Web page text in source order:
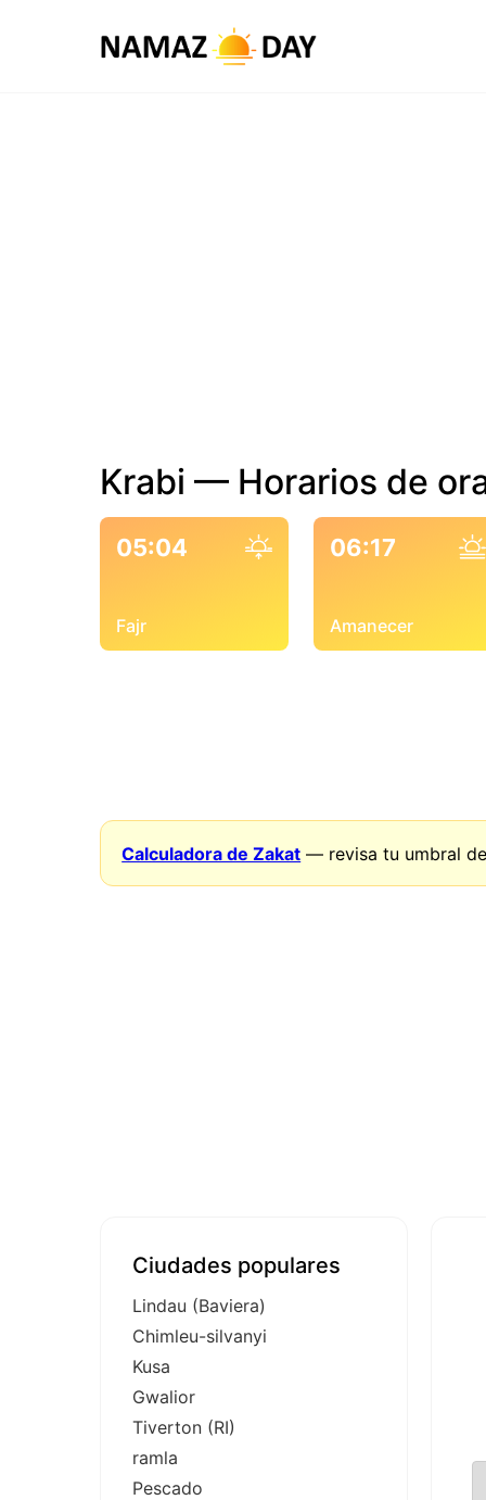
Krabi — Horarios de
05:04
Fajr
06:17
Amanecer
Calculadora de Zakat — revisa tu umbral
Ciudades populares
Lindau (Baviera)
Chimleu-silvanyi
Kusa
Gwalior
Tiverton (RI)
ramla
Pescado